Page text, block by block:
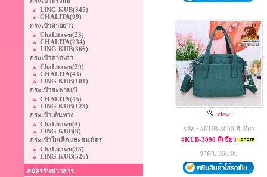
LING KUB(345)
CHALITA(99)
กระเป๋าสายยาว
ChaLitawu(23)
CHALITA(234)
LING KUB(366)
กระเป๋าคาดเอว
ChaLitawu(29)
CHALITA(43)
LING KUB(101)
กระเป๋าสะพายเป้
CHALITA(45)
LING KUB(123)
กระเป๋าเดินทาง
ChaLitawu(4)
LING KUB(8)
กระเป๋าใบเล็กและธนบัตร
ChaLitawu(33)
LING KUB(526)
สมัครรับข่าวสาร
view
รหัส : #KUB-3090 สีเขียว
#KUB-3090 สีเขียว
ราคา: 260.00